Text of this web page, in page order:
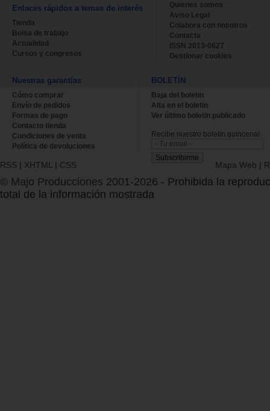
Enlaces rápidos a temas de interés
Tienda
Bolsa de trabajo
Actualidad
Cursos y congresos
Quienes somos
Aviso Legal
Colabora con nosotros
Contacta
ISSN 2013-0627
Gestionar cookies
Nuestras garantías
Cómo comprar
Envío de pedidos
Formas de pago
Contacto tienda
Condiciones de venta
Política de devoluciones
BOLETÍN
Baja del boletin
Alta en el boletin
Ver último boletin publicado
Recibe nuestro boletín quincenal.
RSS | XHTML | CSS Mapa Web |
© Majo Producciones 2001-2026 - Prohibida la
total de la información mostrada